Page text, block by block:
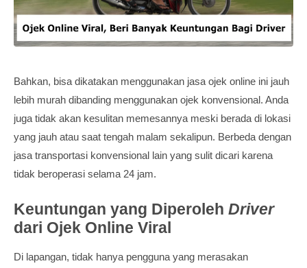
Bahkan, bisa dikatakan menggunakan jasa ojek online ini jauh
lebih murah dibanding menggunakan ojek konvensional. Anda
juga tidak akan kesulitan memesannya meski berada di lokasi
yang jauh atau saat tengah malam sekalipun. Berbeda dengan
jasa transportasi konvensional lain yang sulit dicari karena
tidak beroperasi selama 24 jam.
Keuntungan yang Diperoleh Driver
dari Ojek Online Viral
Di lapangan, tidak hanya pengguna yang merasakan